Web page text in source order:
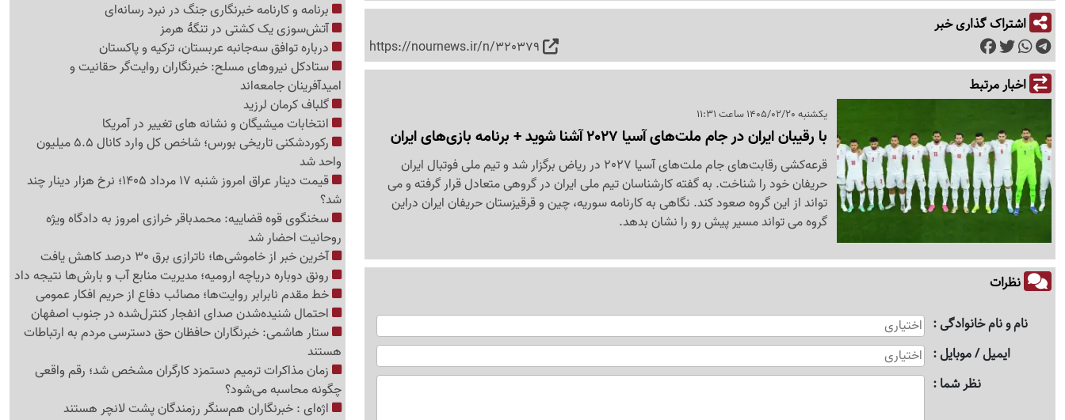
اشتراک گذاری خبر
https://nournews.ir/n/320379
اخبار مرتبط
یکشنبه 1405/02/20 ساعت 11:31
با رقیبان ایران در جام ملت‌های آسیا 2027 آشنا شوید + برنامه بازی‌های ایران
قرعه‌کشی رقابت‌های جام ملت‌های آسیا 2027 در ریاض برگزار شد و تیم ملی فوتبال ایران
حریفان خود را شناخت. به گفته کارشناسان تیم ملی ایران در گروهی متعادل قرار گرفته و می
تواند از این گروه صعود کند. نگاهی به کارنامه سوریه، چین و قرقیزستان حریفان ایران دراین
گروه می تواند مسیر پیش رو را نشان بدهد.
نظرات
نام و نام خانوادگی
ایمیل / موبایل
نظر شما
برنامه و کارنامه خبرنگاری جنگ در نبرد رسانه‌ای
آتش‌سوزی یک کشتی در تنگهٔ هرمز
درباره توافق سه‌جانبه عربستان، ترکیه و پاکستان
ستادکل نیروهای مسلح: خبرنگاران روایت‌گر حقانیت و
امیدآفرینان جامعه‌اند
گلباف کرمان لرزید
انتخابات میشیگان و نشانه های تغییر در آمریکا
رکوردشکنی تاریخی بورس؛ شاخص کل وارد کانال 5.5 میلیون
واحد شد
قیمت دینار عراق امروز شنبه 17 مرداد 1405؛ نرخ هزار دینار چند
شد؟
سخنگوی قوه قضاییه: محمدباقر خرازی امروز به دادگاه ویژه
روحانیت احضار شد
آخرین خبر از خاموشی‌ها؛ ناترازی برق 30 درصد کاهش یافت
رونق دوباره دریاچه ارومیه؛ مدیریت منابع آب و بارش‌ها نتیجه داد
خط مقدم نابرابر روایت‌ها؛ مصائب دفاع از حریم افکار عمومی
احتمال شنیده‌شدن صدای انفجار کنترل‌شده در جنوب اصفهان
ستار هاشمی: خبرنگاران حافظان حق دسترسی مردم به ارتباطات
هستند
زمان مذاکرات ترمیم دستمزد کارگران مشخص شد؛ رقم واقعی
چگونه محاسبه می‌شود؟
اژه‌ای : خبرنگاران هم‌سنگر رزمندگان پشت لانچر هستند